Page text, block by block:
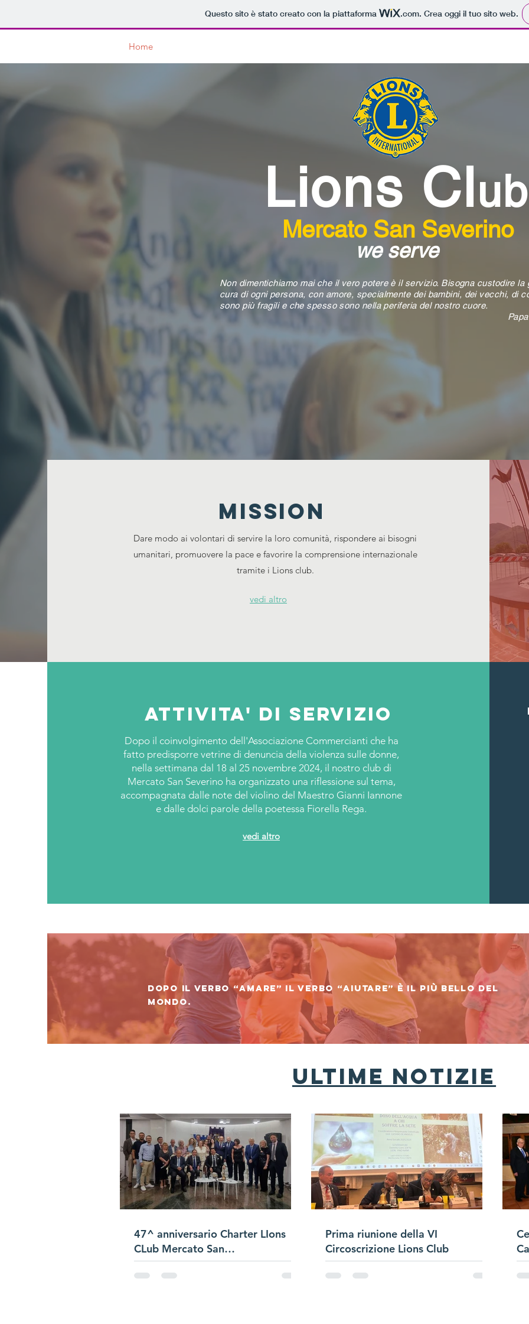
Questo sito è stato creato con la piattaforma .com. Crea oggi il tuo sito web.
Home
Lions Club
Mercato San Severino
we serve
Non dimentichiamo mai che il vero potere è il servizio. Bisogna custodire la
cura di ogni persona, con amore, specialmente dei bambini, dei vecchi, di
sono più fragili e che spesso sono nella periferia del nostro cuore.
MISSION
Dare modo ai volontari di servire la loro comunità, rispondere ai bisogni
umanitari, promuovere la pace e favorire la comprensione internazionale
tramite i Lions club.
vedi altro
Attivita' di servizio
Dopo il coinvolgimento dell'Associazione Commercianti che ha
fatto predisporre vetrine di denuncia della violenza sulle donne,
nella settimana dal 18 al 25 novembre 2024, il nostro club di
Mercato San Severino ha organizzato una riflessione sul tema,
accompagnata dalle note del violino del Maestro Gianni Iannone
e dalle dolci parole della poetessa Fiorella Rega.
vedi altro
Dopo il verbo “amare” il verbo “aiutare” è il più bello del
mondo.
ultime notizie
47^ anniversario Charter LIons
CLub Mercato San
Severino/Passaggio
Campana/Presentazione Satellite
Prima riunione della VI
Circoscrizione Lions Club